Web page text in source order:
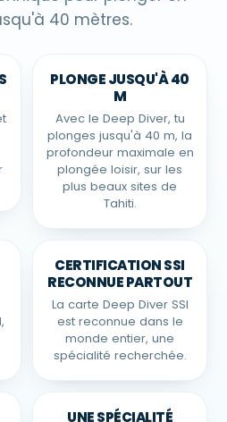
40 mètres.
PLONGE JUSQU'À 40
M
Avec le Deep Diver, tu
plonges jusqu'à 40 m, la
profondeur maximale en
plongée loisir, sur les
plus beaux sites de
Tahiti.
CERTIFICATION SSI
RECONNUE PARTOUT
La carte Deep Diver SSI
est reconnue dans le
monde entier, une
spécialité recherchée.
UNE SPÉCIALITÉ